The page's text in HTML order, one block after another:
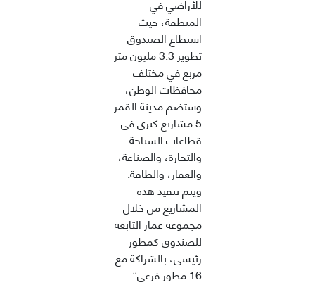
المنطقة، حيث
استطاع الصندوق
تطوير 3.3 مليون متر
مربع في مختلف
محافظات الوطن،
وستضم مدينة القمر
5 مشاريع كبرى في
قطاعات السياحة
والتجارة، والصناعة،
والعقار، والطاقة.
ويتم تنفيذ هذه
المشاريع من خلال
مجموعة عمار التابعة
للصندوق كمطور
رئيسي، بالشراكة مع
16 مطور فرعي”.